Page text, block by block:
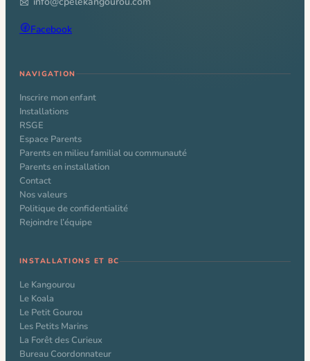
Facebook
NAVIGATION
Inscrire mon enfant
Installations
RSGE
Espace Parents
Parents en milieu familial ou communauté
Parents en installation
Contact
Nos valeurs
Politique de confidentialité
Rejoindre l’équipe
INSTALLATIONS ET BC
Le Kangourou
Le Koala
Le Petit Gourou
Les Petits Marins
La Forêt des Curieux
Bureau Coordonnateur